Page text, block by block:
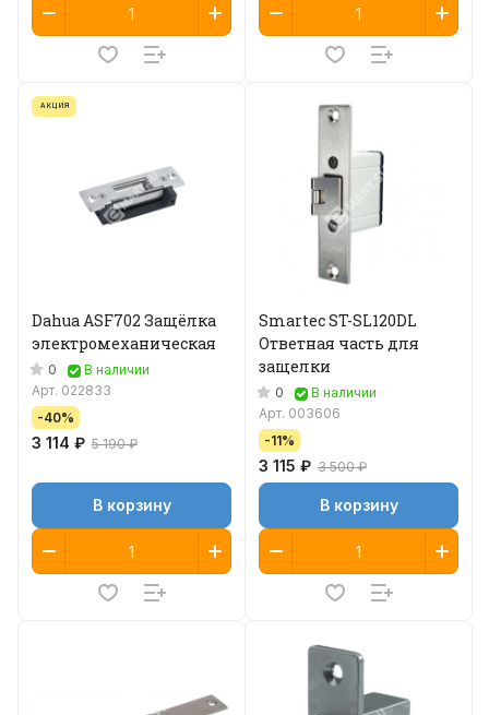
АКЦИЯ
Dahua ASF702 Защёлка
электромеханическая
0
В наличии
Арт. 022833
-40%
3 114 ₽ 5 190 ₽
В корзину
Smartec ST-SL120DL
Ответная часть для
защелки
0
В наличии
Арт. 003606
-11%
3 115 ₽ 3 500 ₽
В корзину